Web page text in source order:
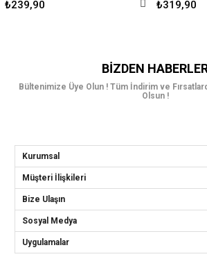
₺239,90 ₺319,90
BIZDEN
Bültenimize Üye Olun ! Tüm İndirim ve
Olsun !
Kurumsal
Müşteri İlişkileri
Bize Ulaşın
Sosyal Medya
Uygulamalar